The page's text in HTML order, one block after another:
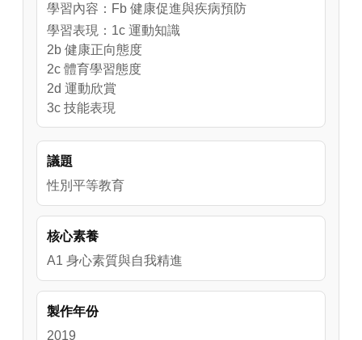
學習內容：Fb 健康促進與疾病預防
學習表現：1c 運動知識
2b 健康正向態度
2c 體育學習態度
2d 運動欣賞
3c 技能表現
3d 策略運用
4d 運動實踐
議題
性別平等教育
核心素養
A1 身心素質與自我精進
製作年份
2019